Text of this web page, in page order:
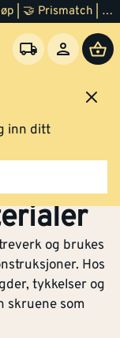
🚚 Fri frakt over 20 000 kr | 💰 Bonus på kjøp | 🤝 Prismatch | ⭐ 100% fornøyd garanti | 🏪 140 byggevarehus
inn ditt
og brukes
Hos
tykkelser og
skruene som